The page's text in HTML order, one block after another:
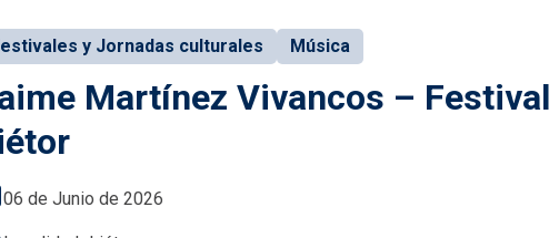
y Jornadas culturales Música
Martínez Vivancos –
06 de Junio de 2026